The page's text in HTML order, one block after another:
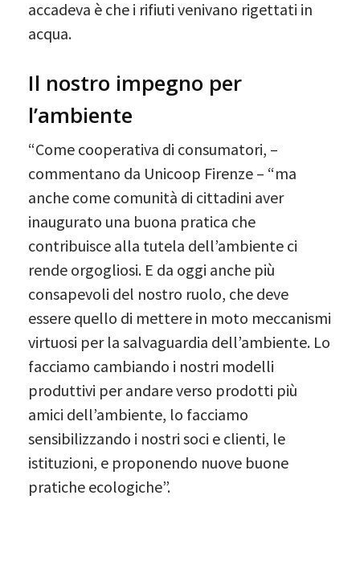
accadeva è che i rifiuti venivano rigettati in
acqua.
Il nostro impegno per
l’ambiente
“Come cooperativa di consumatori, –
commentano da Unicoop Firenze – “ma
anche come comunità di cittadini aver
inaugurato una buona pratica che
contribuisce alla tutela dell’ambiente ci
rende orgogliosi. E da oggi anche più
consapevoli del nostro ruolo, che deve
essere quello di mettere in moto meccanismi
virtuosi per la salvaguardia dell’ambiente. Lo
facciamo cambiando i nostri modelli
produttivi per andare verso prodotti più
amici dell’ambiente, lo facciamo
sensibilizzando i nostri soci e clienti, le
istituzioni, e proponendo nuove buone
pratiche ecologiche”.